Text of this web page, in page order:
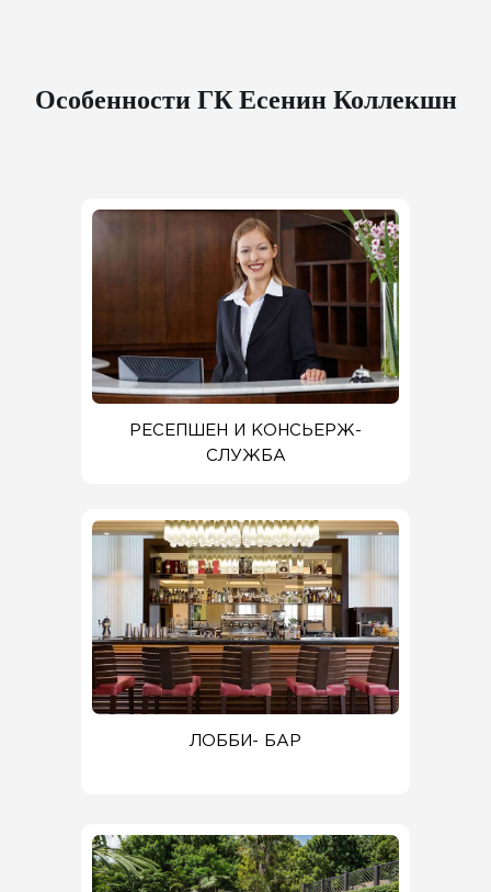
Особенности ГК Есенин Коллекшн
РЕСЕПШЕН И КОНСЬЕРЖ-
СЛУЖБА
ЛОББИ- БАР